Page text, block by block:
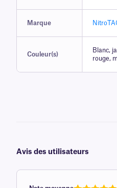
Marque
Couleur(s)
Blanc,
rouge,
Avis des utilisateurs